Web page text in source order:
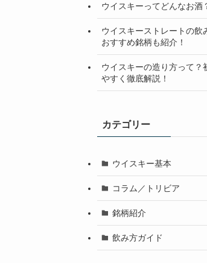
ウイスキーってどんなお酒
ウイスキーストレートの飲
おすすめ銘柄も紹介！
ウイスキーの造り方って？
やすく徹底解説！
カテゴリー
ウイスキー基本
コラム／トリビア
銘柄紹介
飲み方ガイド